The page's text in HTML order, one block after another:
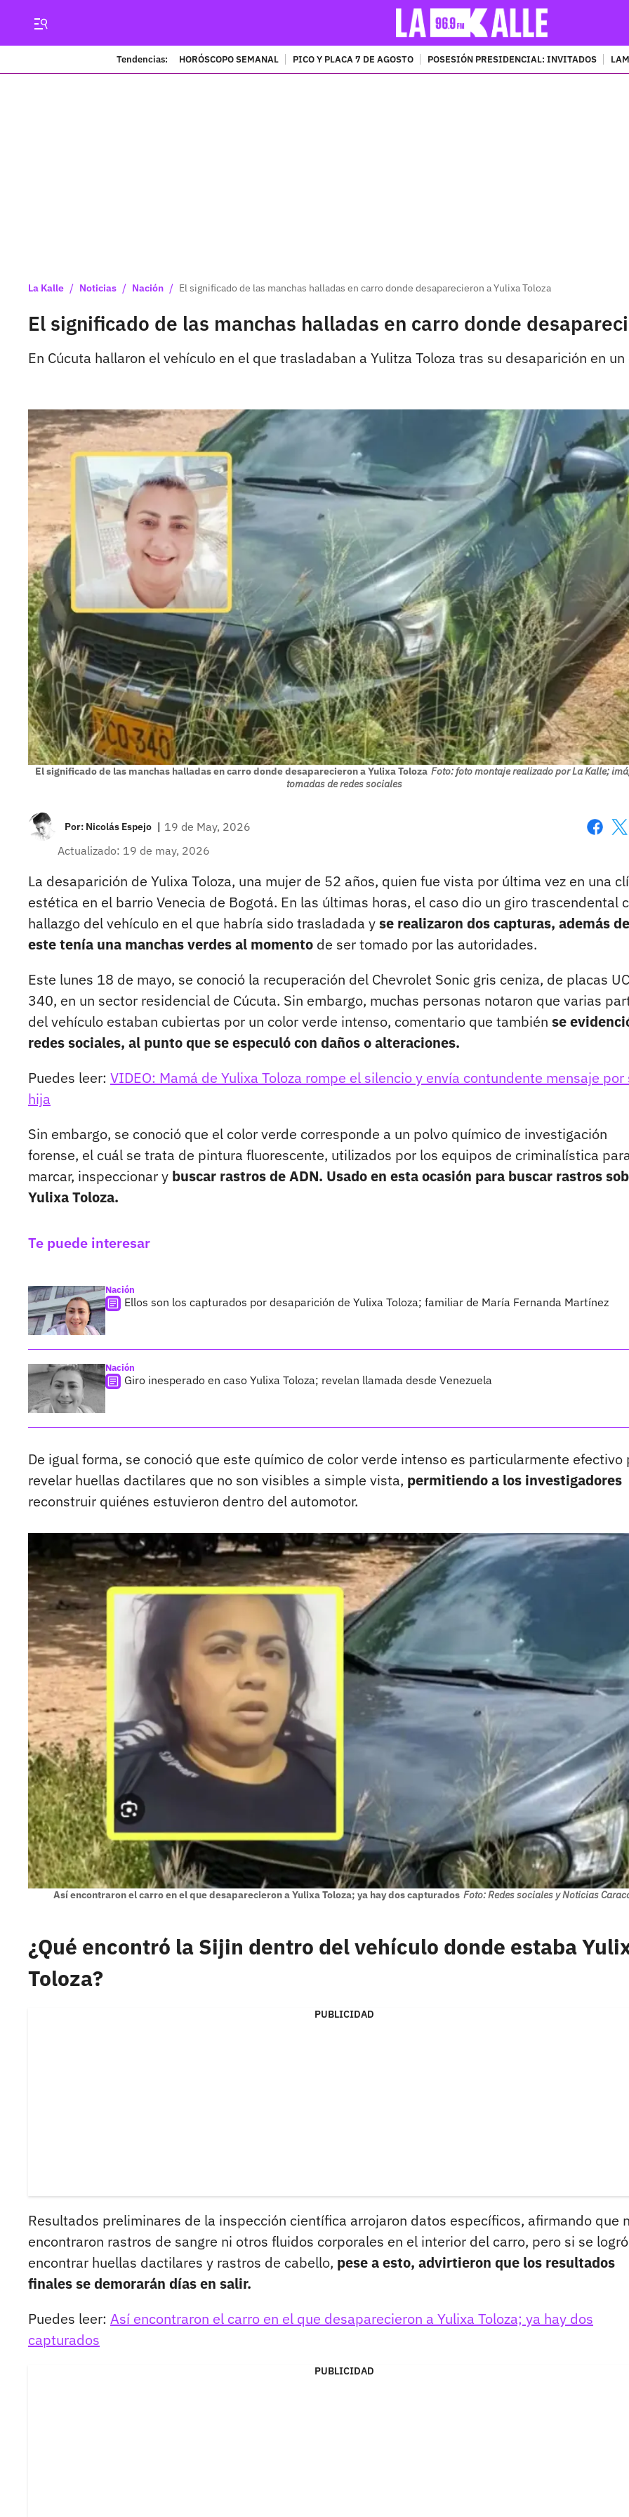
Tendencias: HORÓSCOPO SEMANAL PICO Y PLACA 7 DE AGOSTO POSESIÓN PRESIDENCIAL: INVITADOS
La Kalle / Noticias / Nación / El significado de las manchas halladas en carro donde desaparecieron a Yulixa Toloza
El significado de las manchas halladas en carro donde
En Cúcuta hallaron el vehículo en el que trasladaban a Yulitza Toloza tras su desaparición en
El significado de las manchas halladas en carro donde desaparecieron a Yulixa Toloza Foto: foto montaje realizado por La Kalle;
tomadas de redes sociales
Por: Nicolás Espejo | 19 de May, 2026
Actualizado: 19 de may, 2026
La desaparición de Yulixa Toloza, una mujer de 52 años, quien fue vista por última vez en una
estética en el barrio Venecia de Bogotá. En las últimas horas, el caso dio un giro trascendental
hallazgo del vehículo en el que habría sido trasladada yse realizaron dos capturas, además
este tenía una manchas verdes al momento de ser tomado por las autoridades.
Este lunes 18 de mayo, se conoció la recuperación del Chevrolet Sonic gris ceniza, de placas
340, en un sector residencial de Cúcuta. Sin embargo, muchas personas notaron que varias
del vehículo estaban cubiertas por un color verde intenso, comentario que también se
redes sociales, al punto que se especuló con daños o alteraciones.
Puedes leer: VIDEO: Mamá de Yulixa Toloza rompe el silencio y envía contundente mensaje por
hija
Sin embargo, se conoció que el color verde corresponde a un polvo químico de investigación
forense, el cuál se trata de pintura fluorescente, utilizados por los equipos de criminalística
marcar, inspeccionar y buscar rastros de ADN. Usado en esta ocasión para buscar rastros
Yulixa Toloza.
Te puede interesar
Nación
Ellos son los capturados por desaparición de Yulixa Toloza; familiar de María Fernanda Martínez
Nación
Giro inesperado en caso Yulixa Toloza; revelan llamada desde Venezuela
De igual forma, se conoció que este químico de color verde intenso es particularmente efectivo
revelar huellas dactilares que no son visibles a simple vista, permitiendo a los investigadores
reconstruir quiénes estuvieron dentro del automotor.
Así encontraron el carro en el que desaparecieron a Yulixa Toloza; ya hay dos capturados Foto: Redes sociales y Noticias
¿Qué encontró la Sijin dentro del vehículo donde estaba
Toloza?
PUBLICIDAD
Resultados preliminares de la inspección científica arrojaron datos específicos, afirmando que
encontraron rastros de sangre ni otros fluidos corporales en el interior del carro, pero si se logró
encontrar huellas dactilares y rastros de cabello, pese a esto, advirtieron que los resultados
finales se demorarán días en salir.
Puedes leer: Así encontraron el carro en el que desaparecieron a Yulixa Toloza; ya hay dos
capturados
PUBLICIDAD